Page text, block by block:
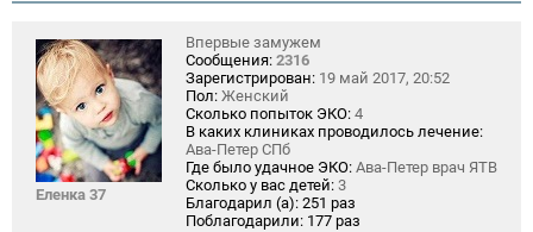
Еленка 37
Впервые замужем
Сообщения: 2316
Зарегистрирован: 19 май 2017, 20:52
Пол: Женский
Сколько попыток ЭКО: 4
В каких клиниках проводилось лечение:
Ава-Петер СПб
Где было удачное ЭКО: Ава-Петер врач ЯТВ
Сколько у вас детей: 3
Благодарил (а): 251 раз
Поблагодарили: 177 раз